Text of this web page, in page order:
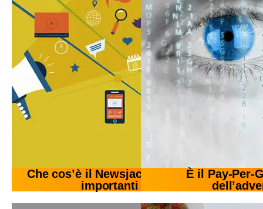
Che cos’è il Newsjacking? Esempi di
importanti brand.
È il Pay-Per-